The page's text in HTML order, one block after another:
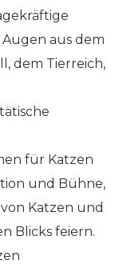
aus dem
dem Tierreich,
für Katzen
und Bühne,
Katzen und
Blicks feiern.